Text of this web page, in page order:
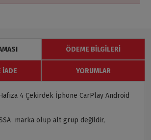
ÖDEME BILGILERI
İADE YORUMLAR
4 Çekirdek İphone CarPlay Android
marka olup alt grup değildir,